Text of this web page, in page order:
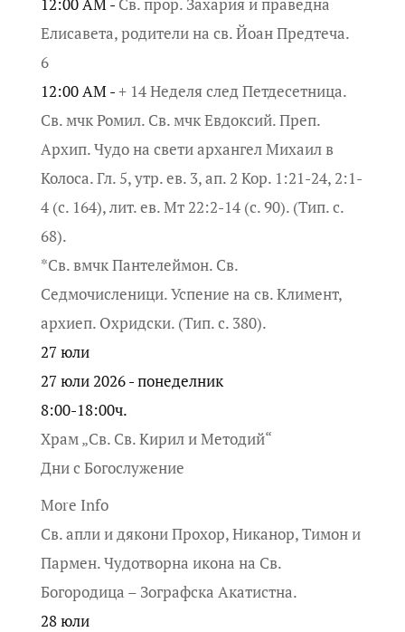
12:00 AM - Св. прор. Захария и праведна
Елисавета, родители на св. Йоан Предтеча.
6
12:00 AM -+ 14 Неделя след Петдесетница.
Св. мчк Ромил. Св. мчк Евдоксий. Преп.
Архип. Чудо на свети архангел Михаил в
Колоса. Гл. 5, утр. ев. 3, ап. 2 Кор. 1:21-24, 2:1-
4 (с. 164), лит. ев. Мт 22:2-14 (с. 90). (Тип. с.
68).
*Св. вмчк Пантелеймон. Св.
Седмочисленици. Успение на св. Климент,
архиеп. Охридски. (Тип. с. 380).
27 юли
27 юли 2026 - понеделник
8:00-18:00ч.
Храм „Св. Св. Кирил и Методий“
Дни с Богослужение
More Info
Св. апли и дякони Прохор, Никанор, Тимон и
Пармен. Чудотворна икона на Св.
Богородица – Зографска Акатистна.
28юли